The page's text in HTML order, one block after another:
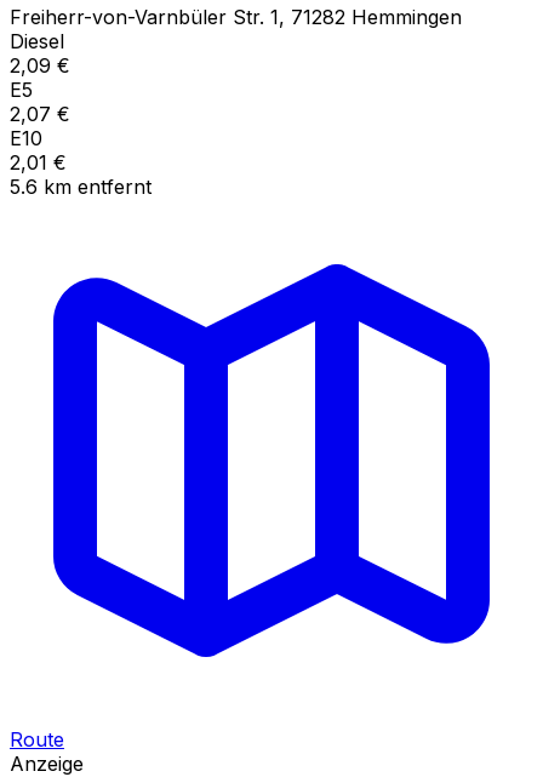
Freiherr-von-Varnbüler Str. 1, 71282 Hemmingen
Diesel
2,09 €
E5
2,07 €
E10
2,01 €
5.6 km entfernt
Route
Anzeige